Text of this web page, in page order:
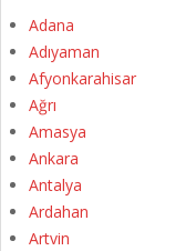
Adana
Adıyaman
Afyonkarahisar
Ağrı
Amasya
Ankara
Antalya
Ardahan
Artvin